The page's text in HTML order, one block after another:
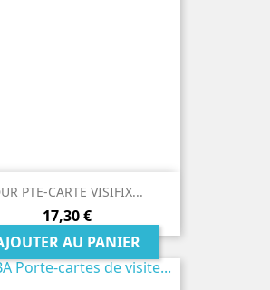
PTE-CARTE VISIFIX...
Prix
17,30 €
AU PANIER